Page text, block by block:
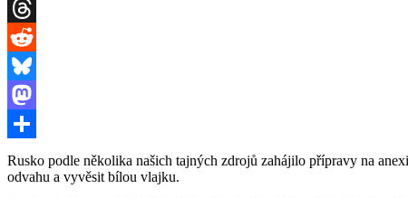
X
Threads
Reddit
Bluesky
Mastodon
Share
Rusko podle několika našich tajných zdrojů zahájilo přípravy na
odvahu a vyvěsit bílou vlajku.